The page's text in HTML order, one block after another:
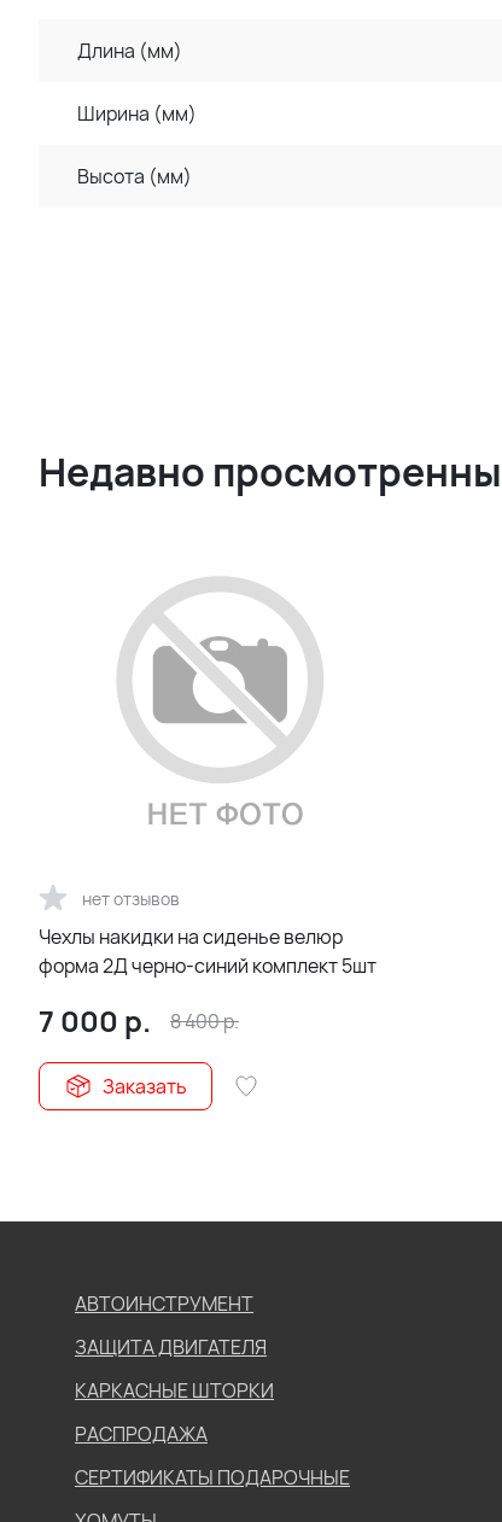
Длина (мм)
Ширина (мм)
Высота (мм)
Недавно
нет отзывов
Чехлы накидки на сиденье велюр
форма 2Д черно-синий комплект 5шт
7 000 р. 8 400р.
Заказать
АВТОИНСТРУМЕНТ
ЗАЩИТА ДВИГАТЕЛЯ
КАРКАСНЫЕ ШТОРКИ
РАСПРОДАЖА
СЕРТИФИКАТЫ ПОДАРОЧНЫЕ